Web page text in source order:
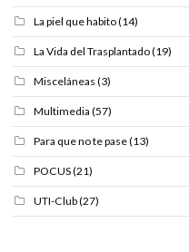
La piel que habito(14)
La Vida del Trasplantado(19)
Misceláneas (3)
Multimedia (57)
Para que no te pase(13)
POCUS(21)
UTI-Club(27)